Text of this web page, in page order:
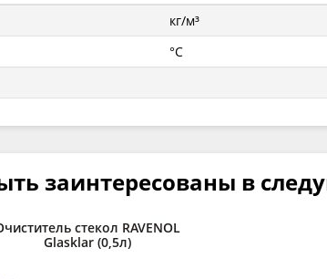
кг/м³
°C
заинтересованы в
стекол RAVENOL
Glasklar (0,5л)